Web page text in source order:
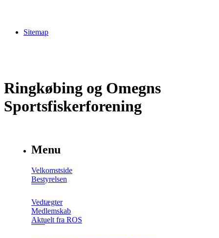
Sitemap
Ringkøbing og Omegns
Sportsfiskerforening
Menu
Velkomstside
Bestyrelsen
Vedtægter
Medlemskab
Aktuelt fra ROS